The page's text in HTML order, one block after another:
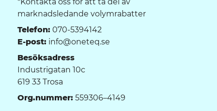
marknadsledande volymrabatter
Telefon: 070-5394142
E-post: info@oneteq.se
Besöksadress
Industrigatan 10c
619 33 Trosa
Org.nummer: 559306–4149